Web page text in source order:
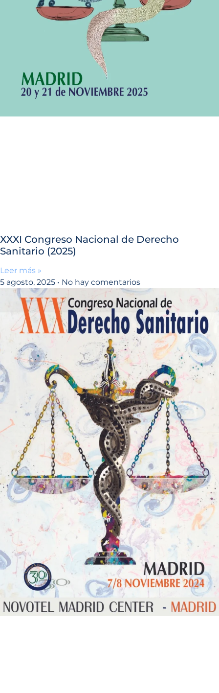
XXXI Congreso Nacional de Derecho
Sanitario (2025)
Leer más »
5 agosto, 2025
No hay comentarios